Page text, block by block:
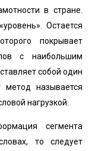
в стране.
Остается
покрывает
с наибольшим
собой один
называется
нагрузкой.
сегмента
то следует